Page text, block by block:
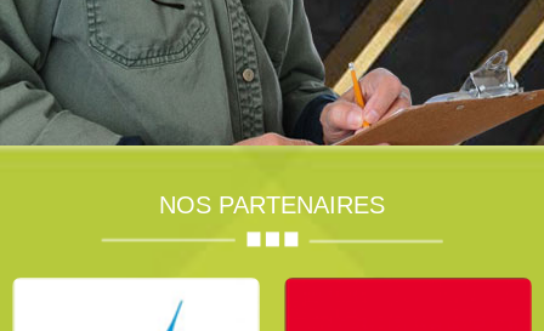
NOS PARTENAIRES